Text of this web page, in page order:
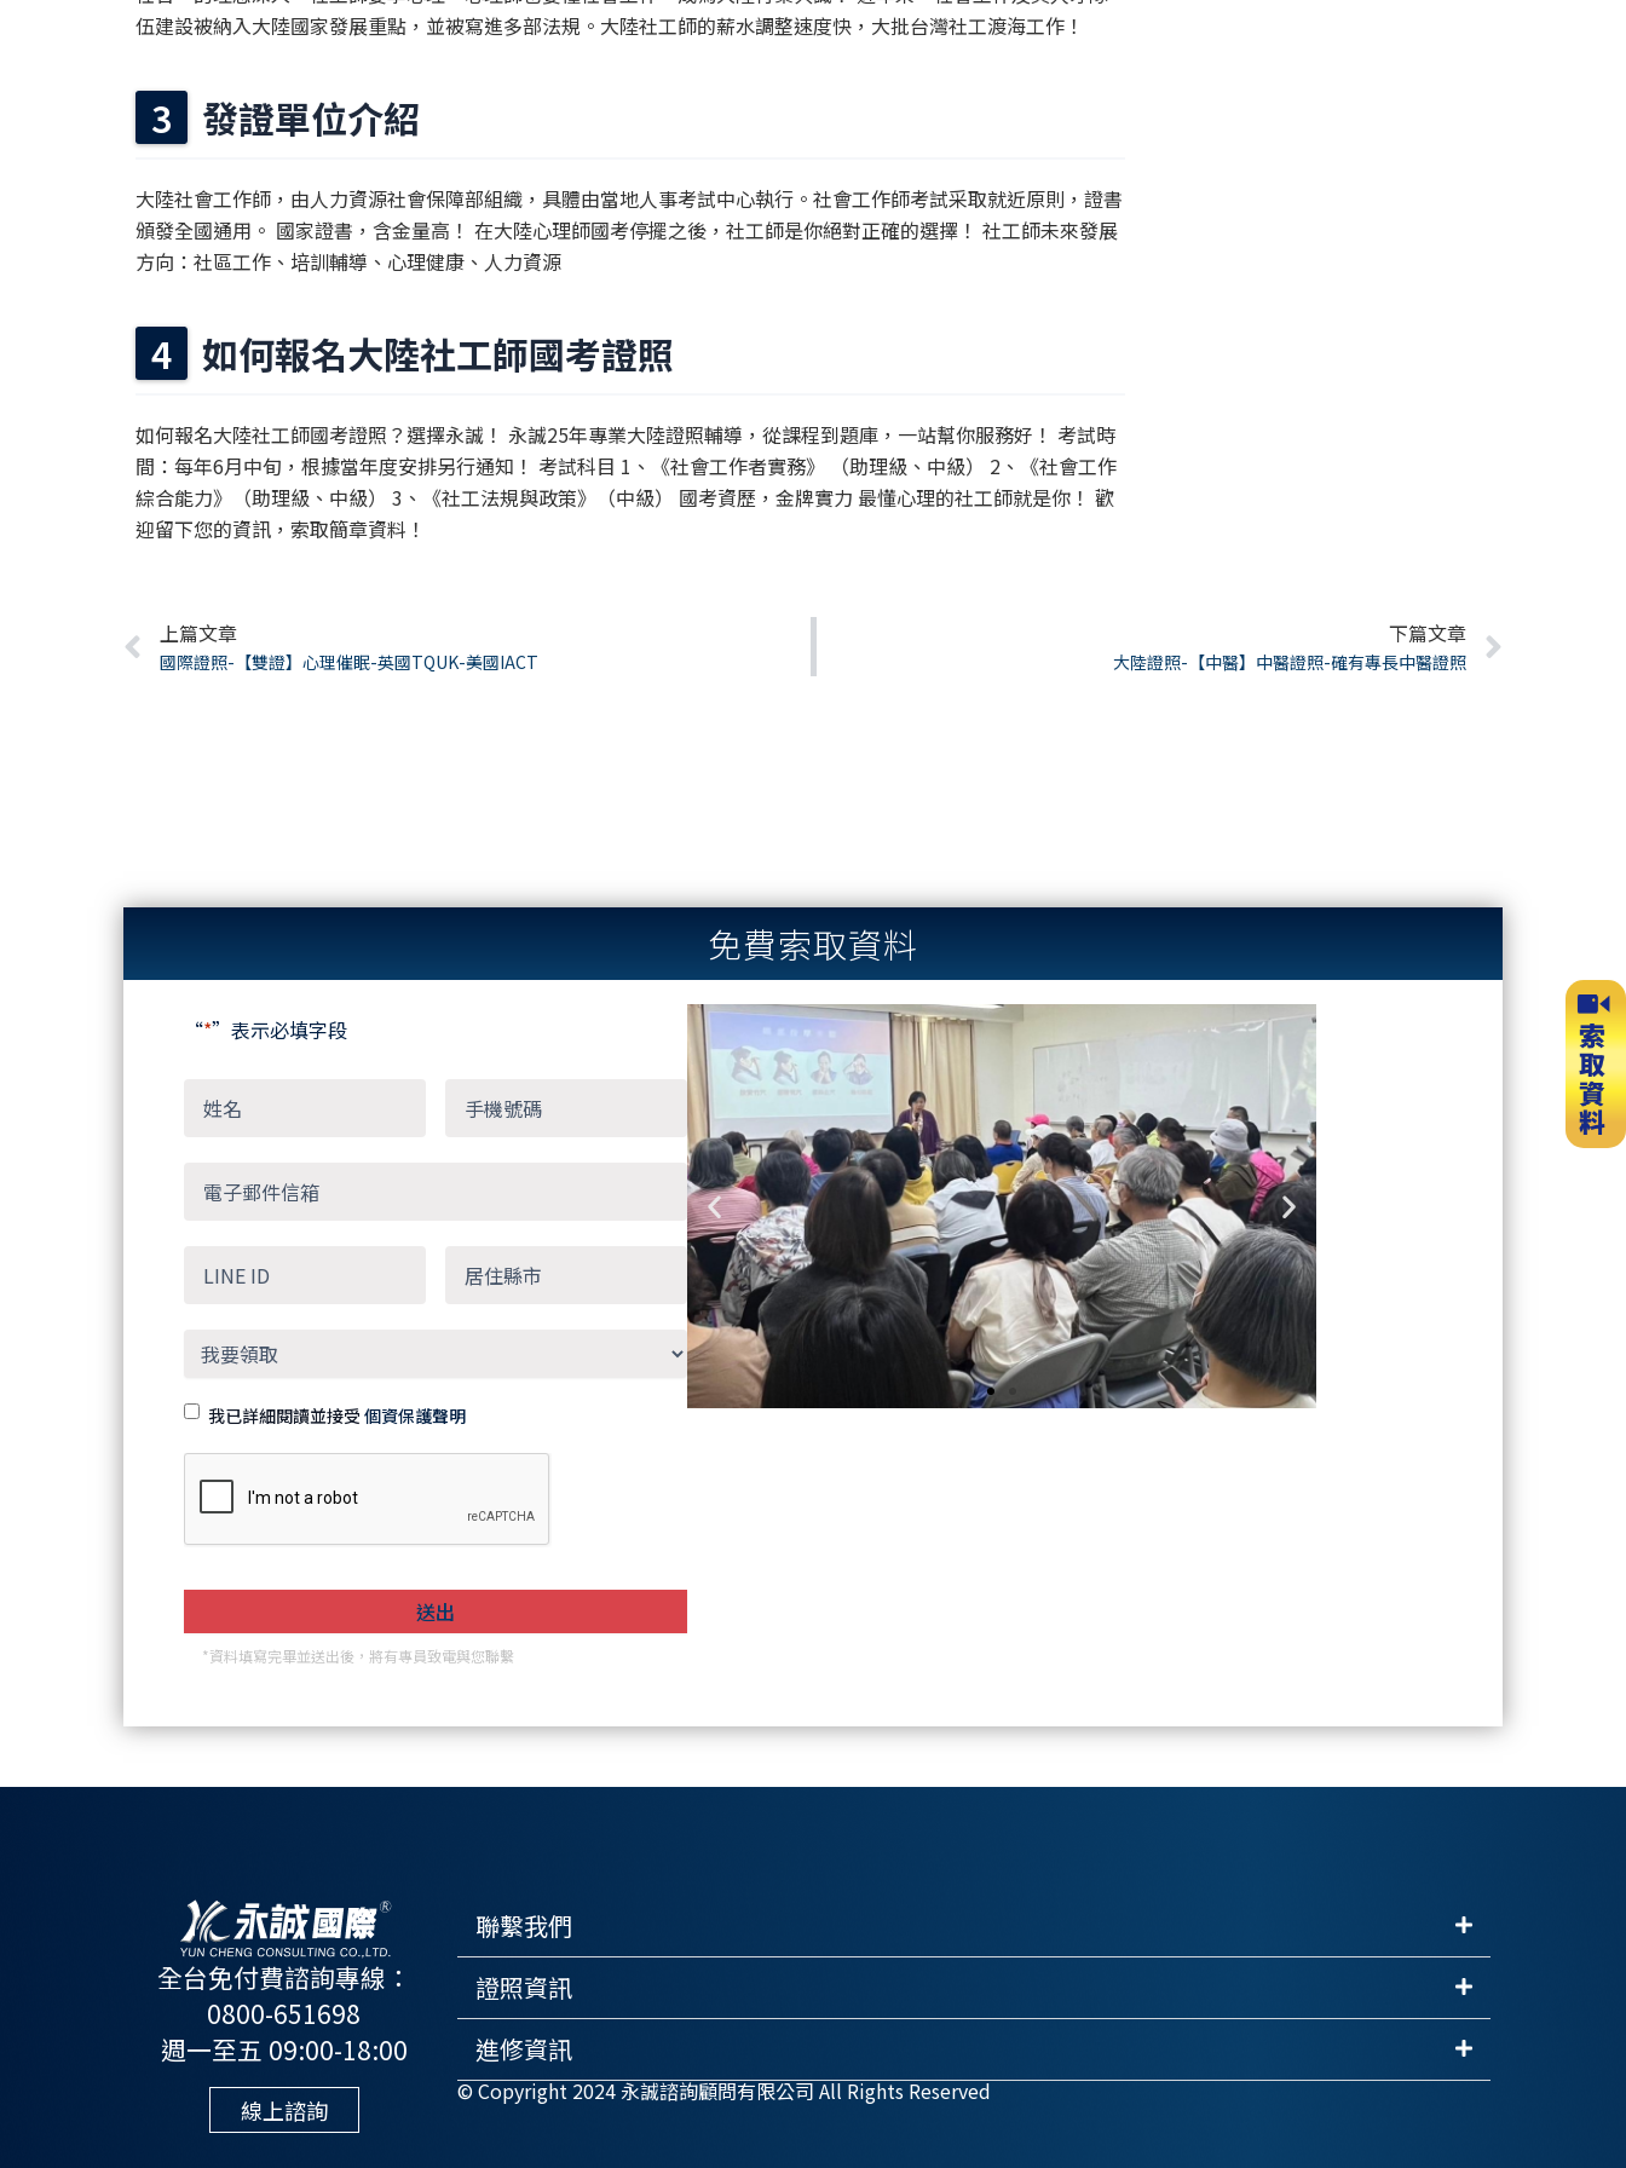
伍建設被納入大陸國家發展重點，並被寫進多部法規。大陸社工師的薪水調整速度快，大批台灣社工渡海工作！
發證單位介紹
大陸社會工作師，由人力資源社會保障部組織，具體由當地人事考試中心執行。社會工作師考試采取就近原則，證書
頒發全國通用。 國家證書，含金量高！ 在大陸心理師國考停擺之後，社工師是你絕對正確的選擇！ 社工師未來發展
方向：社區工作、培訓輔導、心理健康、人力資源
如何報名大陸社工師國考證照
如何報名大陸社工師國考證照？選擇永誠！ 永誠25年專業大陸證照輔導，從課程到題庫，一站幫你服務好！ 考試時
間：每年6月中旬，根據當年度安排另行通知！ 考試科目 1、《社會工作者實務》 （助理級、中級） 2、《社會工作
綜合能力》（助理級、中級） 3、《社工法規與政策》（中級） 國考資歷，金牌實力 最懂心理的社工師就是你！ 歡
迎留下您的資訊，索取簡章資料！
Prev
上篇文章
國際證照-【雙證】心理催眠-英國TQUK-美國IACT
下篇文章
大陸證照-【中醫】中醫證照-確有專長中醫證照
免費索取資料
“*”表示必填字段
我已詳細閱讀並接受 個資保護聲明
*資料填寫完畢並送出後，將有專員致電與您聯繫
Previous
slide
Next
slide
全台免付費諮詢專線：
0800-651698
週一至五 09:00-18:00
線上諮詢
聯繫我們
證照資訊
進修資訊
© Copyright 2024 永誠諮詢顧問有限公司 All Rights Reserved